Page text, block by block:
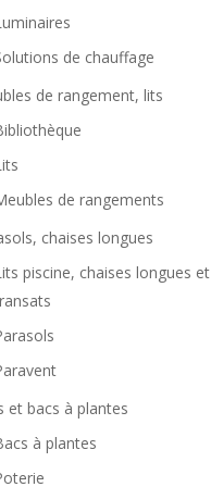
de chauffage
de rangement, lits
de rangements
chaises longues
piscine, chaises longues et
et bacs à plantes
à plantes